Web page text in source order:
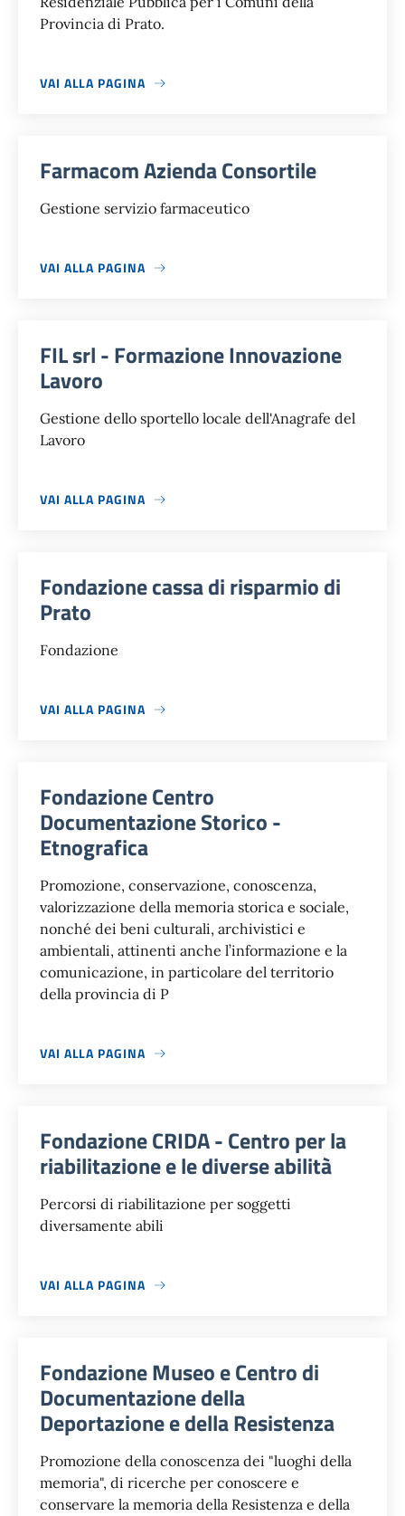
Provincia di Prato.
VAI ALLA PAGINA
Farmacom Azienda Consortile
Gestione servizio farmaceutico
VAI ALLA PAGINA
FIL srl - Formazione Innovazione
Lavoro
Gestione dello sportello locale dell'Anagrafe del
Lavoro
VAI ALLA PAGINA
Fondazione cassa di risparmio di
Prato
Fondazione
VAI ALLA PAGINA
Fondazione Centro
Documentazione Storico -
Etnografica
Promozione, conservazione, conoscenza,
valorizzazione della memoria storica e sociale,
nonché dei beni culturali, archivistici e
ambientali, attinenti anche l’informazione e la
comunicazione, in particolare del territorio
della provincia di P
VAI ALLA PAGINA
Fondazione CRIDA - Centro per la
riabilitazione e le diverse abilità
Percorsi di riabilitazione per soggetti
diversamente abili
VAI ALLA PAGINA
Fondazione Museo e Centro di
Documentazione della
Deportazione e della Resistenza
Promozione della conoscenza dei "luoghi della
memoria", di ricerche per conoscere e
conservare la memoria della Resistenza e della